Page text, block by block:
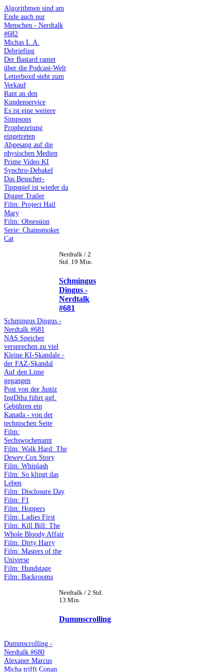
Algorithmen sind am
Ende auch nur
Menschen - Nerdtalk
#682
Michas L.A.
Debriefing
Der Bastard rantet
über die Podcast-Welt
Letterboxd steht zum
Verkauf
Rant an den
Kundenservice
Es ist eine weitere
Simpsons
Prophezeiung
eingetreten
Abgesang auf die
physischen Medien
Prime Video KI
Synchro-Debakel
Das Besucher-
Tippspiel ist wieder da
Digger Trailer
Film: Project Hail
Mary
Film: Obsession
Serie: Chainsmoker
Cat
Nerdtalk / 2
Std. 19 Min.
Schmingus
Dingus -
Nerdtalk
#681
Schmingus Dingus -
Nerdtalk #681
NAS Speicher
versprechen zu viel
Kleine KI-Skandale -
der FAZ-Skandal
Auf den Lime
gegangen
Post von der Justiz
IngDiba führt ggf.
Gebühren ein
Kanada - von der
technischen Seite
Film:
Sechswochenamt
Film: Walk Hard: The
Dewey Cox Story
Film: Whiplash
Film: So klingt das
Leben
Film: Disclosure Day
Film: F1
Film: Hoppers
Film: Ladies First
Film: Kill Bill: The
Whole Bloody Affair
Film: Dirty Harry
Film: Masters of the
Universe
Film: Hundstage
Film: Backrooms
Nerdtalk / 2 Std.
13 Min.
Dummscrolling
Dummscrolling -
Nerdtalk #680
Alexaner Marcus
Micha trifft Conan